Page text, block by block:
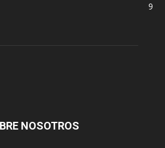
9
NOSOTROS